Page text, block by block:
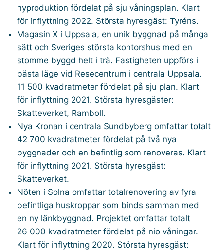
nyproduktion fördelat på sju våningsplan. Klart
för inflyttning 2022. Största hyresgäst: Tyréns.
Magasin X i Uppsala, en unik byggnad på många
sätt och Sveriges största kontorshus med en
stomme byggd helt i trä. Fastigheten uppförs i
bästa läge vid Resecentrum i centrala Uppsala.
11 500 kvadratmeter fördelat på sju plan. Klart
för inflyttning 2021. Största hyresgäster:
Skatteverket, Ramboll.
Nya Kronan i centrala Sundbyberg omfattar totalt
42 700 kvadratmeter fördelat på två nya
byggnader och en befintlig som renoveras. Klart
för inflyttning 2021. Största hyresgäst:
Skatteverket.
Nöten i Solna omfattar totalrenovering av fyra
befintliga huskroppar som binds samman med
en ny länkbyggnad. Projektet omfattar totalt
26 000 kvadratmeter fördelat på nio våningar.
Klart för inflyttning 2020. Största hyresgäst: